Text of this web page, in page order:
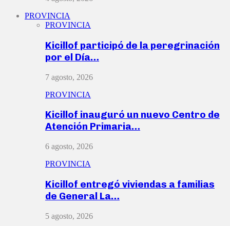
PROVINCIA
PROVINCIA
Kicillof participó de la peregrinación
por el Día…
7 agosto, 2026
PROVINCIA
Kicillof inauguró un nuevo Centro de
Atención Primaria…
6 agosto, 2026
PROVINCIA
Kicillof entregó viviendas a familias
de General La…
5 agosto, 2026